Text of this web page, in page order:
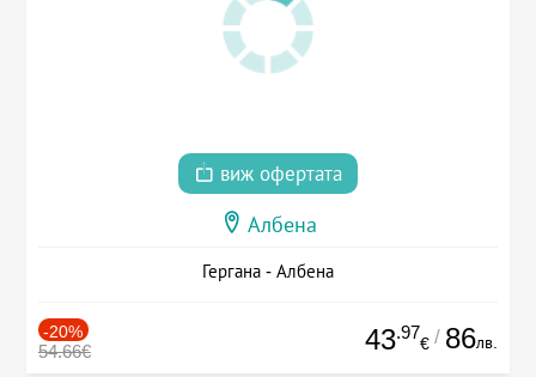
виж офертата
Албена
Гергана - Албена
-20%
54.66€ 43.97
€ / 86лв.